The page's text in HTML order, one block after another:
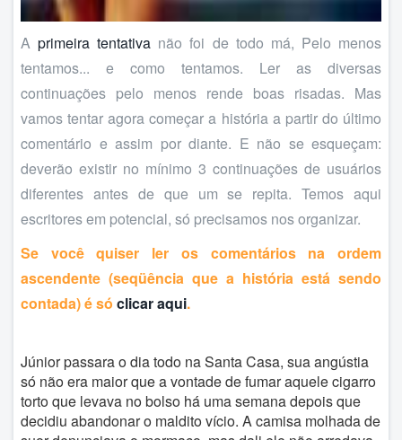
Aprimeira tentativa não foi de todo má, Pelo menos
tentamos... e como tentamos. Ler as diversas
continuações pelo menos rende boas risadas. Mas
vamos tentar agora começar a história a partir do último
comentário e assim por diante. E não se esqueçam:
deverão existir no mínimo 3 continuações de usuários
diferentes antes de que um se repita. Temos aqui
escritores em potencial, só precisamos nos organizar.
Se você quiser ler os comentários na ordem
ascendente (seqüência que a história está sendo
contada) é só clicar aqui.
Júnior passara o dia todo na Santa Casa, sua angústia
só não era maior que a vontade de fumar aquele cigarro
torto que levava no bolso há uma semana depois que
decidiu abandonar o maldito vício. A camisa molhada de